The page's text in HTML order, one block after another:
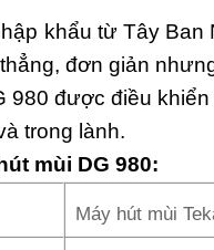
khẩu từ Tây
đơn giản
980 được điều
trong lành.
mùi DG 980:
Máy hút mùi